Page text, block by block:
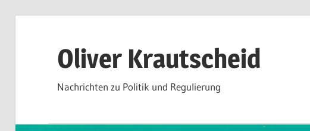
Oliver Krautscheid
Nachrichten zu Politik und Regulierung